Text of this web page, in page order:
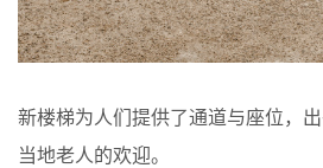
新楼梯为人们提供了通道与座位，
当地老人的欢迎。